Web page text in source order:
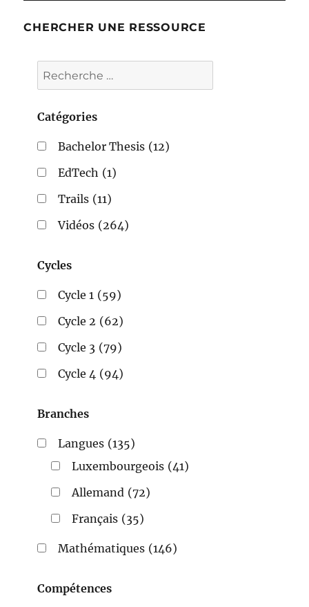
CHERCHER UNE RESSOURCE
Catégories
Bachelor Thesis (12)
EdTech (1)
Trails (11)
Vidéos (264)
Cycles
Cycle 1 (59)
Cycle 2 (62)
Cycle 3 (79)
Cycle 4 (94)
Branches
Langues (135)
Luxembourgeois (41)
Allemand (72)
Français (35)
Mathématiques (146)
Compétences